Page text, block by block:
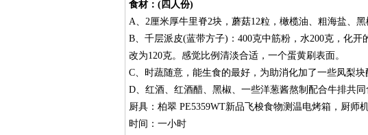
食材：(四人份)
A、2厘米厚牛里脊2块，蘑菇12粒，橄榄油、粗海盐、
B、千层派皮(蓝带方子)：400克中筋粉，水200克，化开
改为120克。感觉比例清淡合适，一个蛋黄刷表面。
C、时蔬随意，能生食的最好，为助消化加了一些凤梨块
D、红酒、红酒醋、黑椒、一些洋葱酱熬制配合牛排共
厨具：柏翠 PE5359WT新品飞梭食物测温电烤箱，厨师
时间：一小时